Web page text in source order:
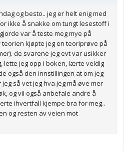
og besto.. jeg er helt enig med
ikke å snakke om tungt lesestoff i
var å teste meg mye på
kjøpte jeg en teoriprøve på
de svarene jeg evt var usikker
lette jeg opp i boken, lærte veldig
også den innstillingen at om jeg
så vet jeg hva jeg må øve mer
og vil også anbefale andre å
ihvertfall kjempe bra for meg..
og resten av veien mot